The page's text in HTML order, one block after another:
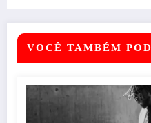
VOCÊ TAMBÉM